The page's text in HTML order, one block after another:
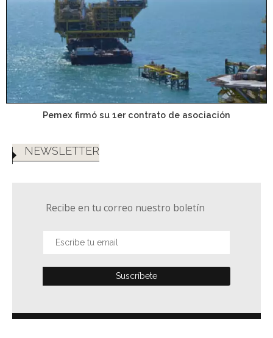
Pemex firmó su 1er contrato de asociación
NEWSLETTER
Recibe en tu correo nuestro boletín